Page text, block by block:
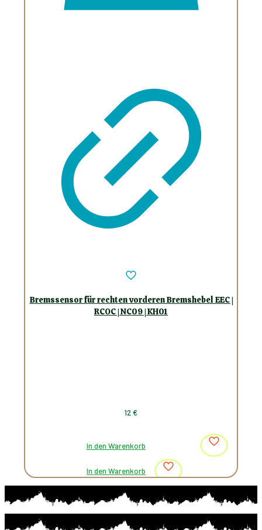
Bremssensor für rechten vorderen Bremshebel EEC |
RCOC | NC09 | KH01
12€
In den Warenkorb
In den Warenkorb